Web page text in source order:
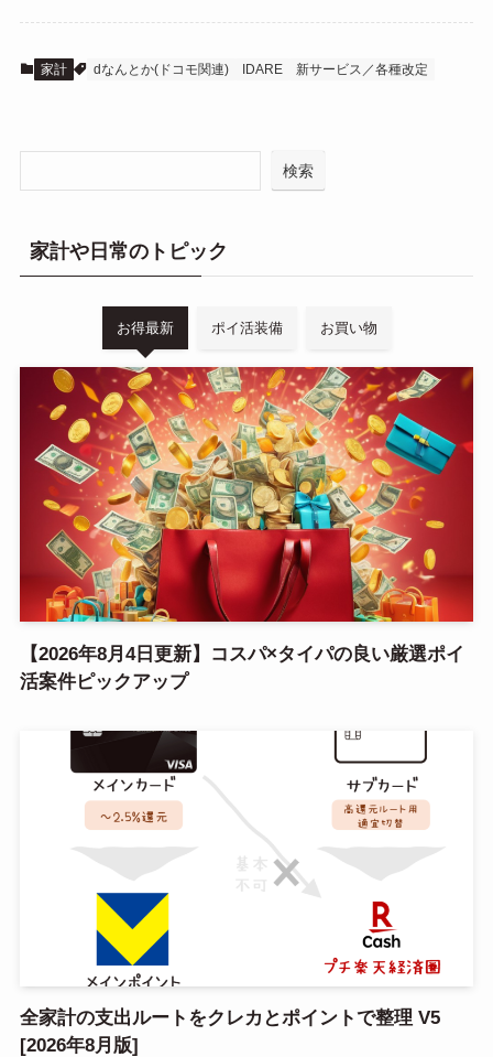
家計 dなんとか(ドコモ関連) IDARE 新サービス／各種改定
検索
家計や日常のトピック
お得最新 ポイ活装備 お買い物
【2026年8月4日更新】コスパ×タイパの良い厳選ポイ
活案件ピックアップ
全家計の支出ルートをクレカとポイントで整理 V5
[2026年8月版]